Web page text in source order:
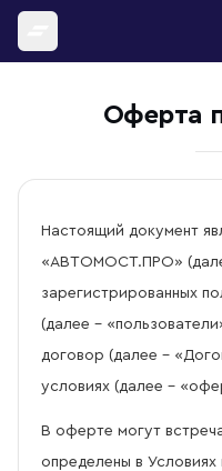
Перейти к
Оферта
Настоящий документ
«АВТОМОСТ.ПРО»
зарегистрированных
(далее –
договор (далее –
условиях (далее –
В оферте могут
определены в Условиях